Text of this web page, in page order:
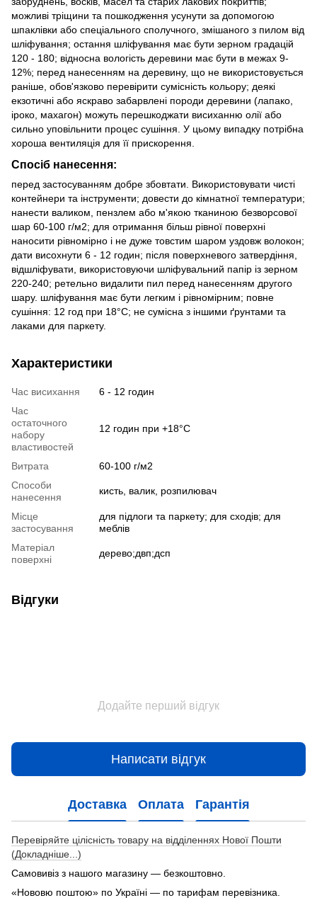
можливі тріщини та пошкодження усунути за допомогою
шпаклівки або спеціального сполучного, змішаного з пилом від
шліфування; остання шліфування має бути зерном градацій
120 - 180; відносна вологість деревини має бути в межах 9-
12%; перед нанесенням на деревину, що не використовується
раніше, обов'язково перевірити сумісність кольору; деякі
екзотичні або яскраво забарвлені породи деревини (лапако,
іроко, махагон) можуть перешкоджати висиханню олії або
сильно уповільнити процес сушіння. У цьому випадку потрібна
хороша вентиляція для її прискорення.
Спосіб нанесення:
перед застосуванням добре збовтати. Використовувати чисті
контейнери та інструменти; довести до кімнатної температури;
нанести валиком, пензлем або м'якою тканиною безворсової
шар 60-100 г/м2; для отримання більш рівної поверхні
наносити рівномірно і не дуже товстим шаром уздовж волокон;
дати висохнути 6 - 12 годин; після поверхневого затвердіння,
відшліфувати, використовуючи шліфувальний папір із зерном
220-240; ретельно видалити пил перед нанесенням другого
шару. шліфування має бути легким і рівномірним; повне
сушіння: 12 год при 18°C; не сумісна з іншими ґрунтами та
лаками для паркету.
Характеристики
Час висихання
6 - 12 годин
Час
остаточного
набору
властивостей
12 годин при +18°C
Витрата
60-100 г/м2
Способи
нанесення
кисть, валик, розпилювач
Місце
застосування
для підлоги та паркету; для сходів; для
меблів
Матеріал
поверхні
дерево;двп;дсп
Відгуки
Додайте перший відгук
Написати відгук
Доставка Оплата Гарантія
Перевіряйте цілісність товару на відділеннях Нової Пошти
(Докладніше...)
Самовивіз з нашого магазину — безкоштовно.
«Нововю поштою» по Україні — по тарифам перевізника.